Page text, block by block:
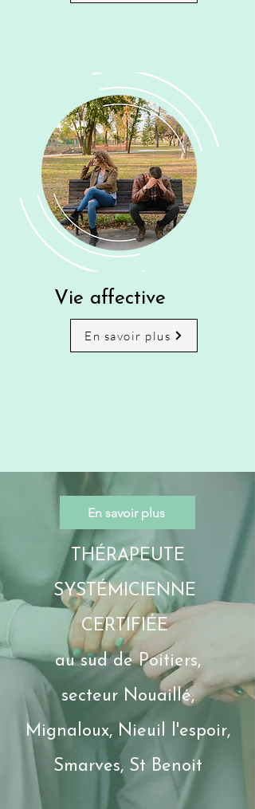
Vie affective
En savoir plus
En savoir plus
THÉRAPEUTE
SYSTÉMICIENNE
CERTIFIÉE
au sud de Poitiers,
secteur Nouaillé,
Mignaloux, Nieuil l'espoir,
Smarves, St Benoit